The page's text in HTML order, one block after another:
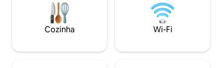
Ovaltina gratuita, café, saqueta de
lenços fornecida. 5. Fogão a água 6.
Tenha uma vista de Skad Village o dia
todo - noite. 7. Mergulhe na natureza
encontre a névoa na frente da casa (de
e à noite,
veja a igreja do
* Café da manhã
* * * Jantar 300
Cozinha Wi-Fi